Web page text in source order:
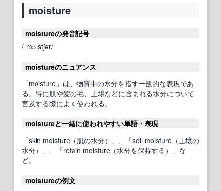
moisture
moistureの発音記号
/ˈmɔɪstʃər/
moistureのニュアンス
「moisture」は、物質中の水分を指す一般的な表現であ
る。特に肌や髪の毛、土壌などに含まれる水分について
言及する際によく使われる。
moistureと一緒に使われやすい単語・表現
「skin moisture（肌の水分）」、「soil moisture（土壌の
水分）」、「retain moisture（水分を保持する）」な
ど。
moistureの例文